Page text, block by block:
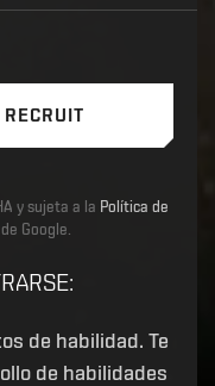
RECRUIT
y sujeta a la Política de
de Google.
:
de habilidad. Te
de habilidades